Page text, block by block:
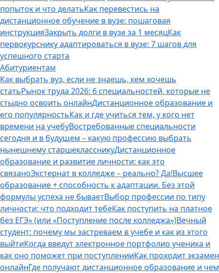
попыток и что делатьКак перевестись на
дистанционное обучение в вузе: пошаговая
инструкцияЗакрыть долги в вузе за 1 месяцКак
первокурснику адаптироваться в вузе: 7 шагов для
успешного старта
Абитуриентам
Как выбрать вуз, если не знаешь, кем хочешь
статьРынок труда 2026: 6 специальностей, которые не
стыдно освоить онлайнДистанционное образование и
его популярностьКак и где учиться тем, у кого нет
времени на учебуВостребованные специальности
сегодня и в будущем – какую профессию выбрать
нынешнему старшеклассникуДистанционное
образование и развитие личности: как это
связаноЭкстернат в колледже – реально? Да!Высшее
образование + способность к адаптации. Без этой
формулы успеха не бываетВыбор профессии по типу
личности: что подходит тебеКак поступить на платное
без ЕГЭ» (или «Поступление после колледжа»)Вечный
студент: почему мы застреваем в учебе и как из этого
выйтиКогда введут электронное портфолио ученика и
как оно поможет при поступленииКак проходит экзамен
онлайнГде получают дистанционное образование и чем